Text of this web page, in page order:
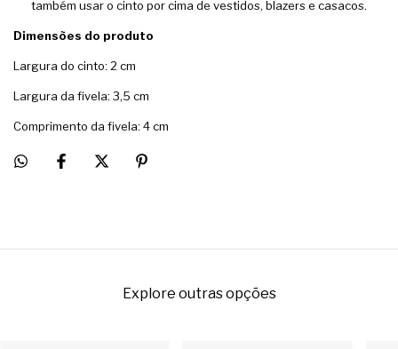
também usar o cinto por cima de vestidos, blazers e casacos.
Dimensões do produto
Largura do cinto: 2 cm
Largura da fivela: 3,5 cm
Comprimento da fivela: 4 cm
Explore outras opções